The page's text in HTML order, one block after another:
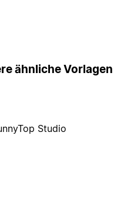
ähnliche Vorlagen
Studio